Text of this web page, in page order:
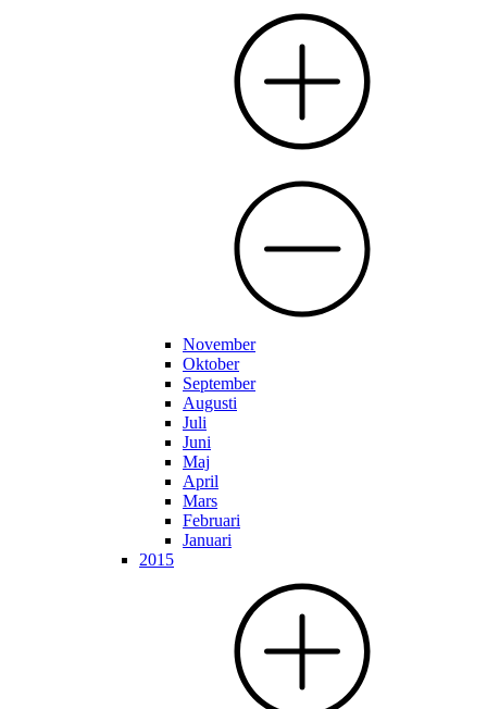
November
Oktober
September
Augusti
Juli
Juni
Maj
April
Mars
Februari
Januari
2015